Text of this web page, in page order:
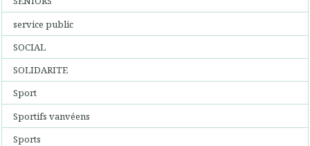
service public
SOCIAL
SOLIDARITE
Sport
Sportifs vanvéens
Sports